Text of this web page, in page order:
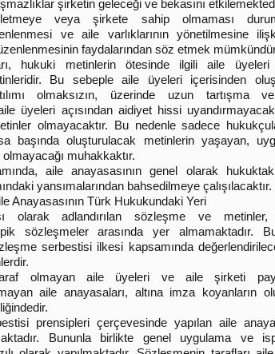
şirketin geleceği ve bekasını
veya şirkete sahip olmaması
ve aile varlıklarının yönetilmesine
faydalarından söz etmek
hukuki metinlerin ötesinde ilgili aile üyeleri
Bu sebeple aile üyeleri içerisinden
olmaksızın, üzerinde uzun tartışma
üyeleri açısından aidiyet hissi
olmayacaktır. Bu nedenle sadece
başında oluşturulacak metinlerin yaşayan,
muhakkaktır.
aile anayasasının genel olarak
yansımalarından bahsedilmeye çalışılacaktır.
Anayasasının Türk Hukukundaki Yeri
olarak adlandırılan sözleşme ve
sözleşmeler arasında yer almamaktadır.
serbestisi ilkesi kapsamında
olmayan aile üyeleri ve aile şirketi
aile anayasaları, altına imza koyanların
prensipleri çerçevesinde yapılan aile
Bununla birlikte genel uygulama ve